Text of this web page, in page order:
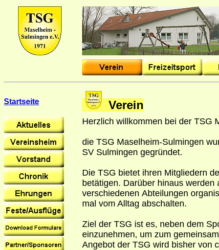
Startseite Verein
Herzlich willkommen bei der TSG
die TSG Maselheim-Sulmingen
SV Sulmingen gegründet.
Die TSG bietet ihren Mitgliedern
betätigen. Darüber hinaus
verschiedenen Abteilungen
mal vom Alltag abschalten.
Ziel der TSG ist es, neben dem
einzunehmen, um zum
Angebot der TSG wird bisher von